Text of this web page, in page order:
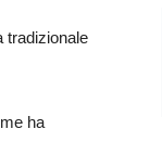
tradizionale
ha